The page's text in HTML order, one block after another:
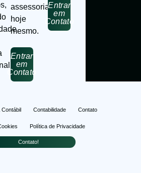
assessoria
hoje
mesmo.
Entrar
em
Contato
Entrar
em
Contato
Contabilidade Contato
Política de Privacidade
Contato!